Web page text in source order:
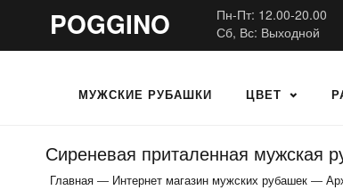
POGGINO
Пн-Пт: 12.00-20.00
Сб, Вс: Выходной
МУЖСКИЕ РУБАШКИ ЦВЕТ
Сиреневая приталенная мужская
Главная — Интернет магазин мужских рубашек —